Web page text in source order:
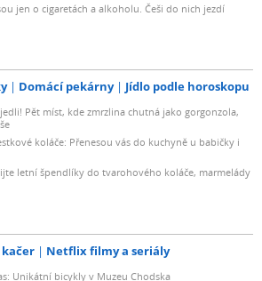
jen o cigaretách a alkoholu. Češi do nich jezdí
Domácí pekárny Jídlo podle horoskopu
Pět míst, kde zmrzlina chutná jako gorgonzola,
koláče: Přenesou vás do kuchyně u babičky i
letní špendlíky do tvarohového koláče, marmelády
kačer Netflix filmy a seriály
Unikátní bicykly v Muzeu Chodska